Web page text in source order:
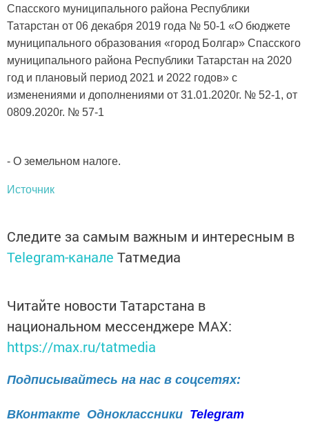
Спасского муниципального района Республики
Татарстан от 06 декабря 2019 года № 50-1 «О бюджете
муниципального образования «город Болгар» Спасского
муниципального района Республики Татарстан на 2020
год и плановый период 2021 и 2022 годов» с
изменениями и дополнениями от 31.01.2020г. № 52-1, от
0809.2020г. № 57-1
- О земельном налоге.
Источник
Следите за самым важным и интересным в
Telegram-канале Татмедиа
Читайте новости Татарстана в
национальном мессенджере MАХ:
https://max.ru/tatmedia
Подписывайтесь на нас в соцсетях:
ВКонтакте Одноклассники Telegram